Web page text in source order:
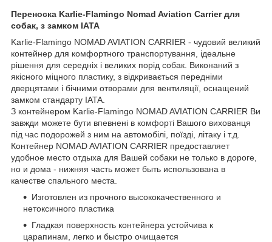
Переноска Karlie-Flamingo Nomad Aviation Carrier для
собак, з замком IATA
Karlie-Flamingo NOMAD AVIATION CARRIER - чудовий великий
контейнер для комфортного транспортування, ідеальне
рішення для середніх і великих порід собак. Виконаний з
якісного міцного пластику, з відкривається передніми
дверцятами і бічними отворами для вентиляції, оснащений
замком стандарту IATA.
З контейнером Karlie-Flamingo NOMAD AVIATION CARRIER Ви
завжди можете бути впевнені в комфорті Вашого вихованця
під час подорожей з ним на автомобілі, поїзді, літаку і т.д.
Контейнер NOMAD AVIATION CARRIER предоставляет
удобное место отдыха для Вашей собаки не только в дороге,
но и дома - нижняя часть может быть использована в
качестве спального места.
Изготовлен из прочного высококачественного и
нетоксичного пластика
Гладкая поверхность контейнера устойчива к
царапинам, легко и быстро очищается